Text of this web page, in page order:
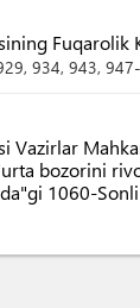
Fuqarolik
, 934, 943,
Vazirlar
bozorini
1060-